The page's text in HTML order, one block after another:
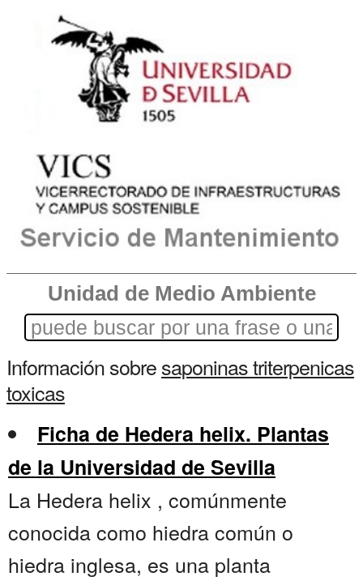
Unidad de Medio Ambiente
Información sobresaponinas triterpenicas
toxicas
Ficha de Hedera helix. Plantas
de la Universidad de Sevilla
La Hedera helix , comúnmente
conocida como hiedra común o
hiedra inglesa, es una planta